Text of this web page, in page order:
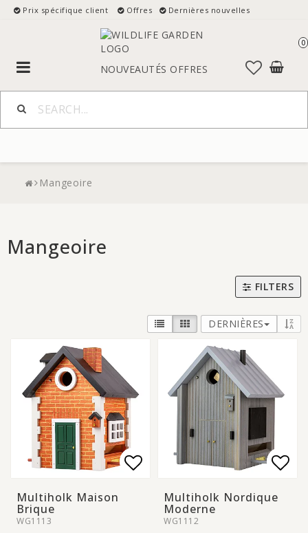
Prix spécifique client Offres Dernières nouvelles
NOUVEAUTÉS OFFRES
0
Toggle
navigation
Mangeoire
Mangeoire
FILTERS
DERNIÈRES
Add to list of
Add to list of
Multiholk Maison
Brique
WG1113
Multiholk Nordique
Moderne
WG1112